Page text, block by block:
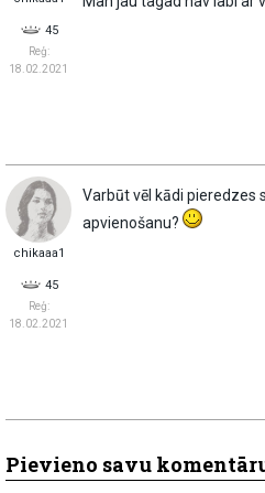
45
Reģ:
18.02.2021
chikaaa1
45
Reģ:
18.02.2021
Varbūt vēl kādi pieredzes
apvienošanu?
Pievieno savu